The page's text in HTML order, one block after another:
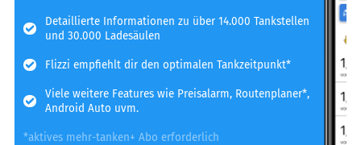
Detaillierte Informationen zu über 14.000 Tankstellen
und 30.000 Ladesäulen
Flizzi empfiehlt dir den optimalen Tankzeitpunkt*
Viele weitere Features wie Preisalarm, Routenplaner*,
Android Auto uvm.
*aktives mehr-tanken+ Abo erforderlich